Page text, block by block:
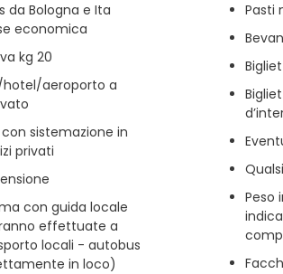
da Bologna e Ita
economica
kg 20
aeroporto a
sistemazione in
privati
con guida locale
effettuate a
locali - autobus
in loco)
Pasti
Peso